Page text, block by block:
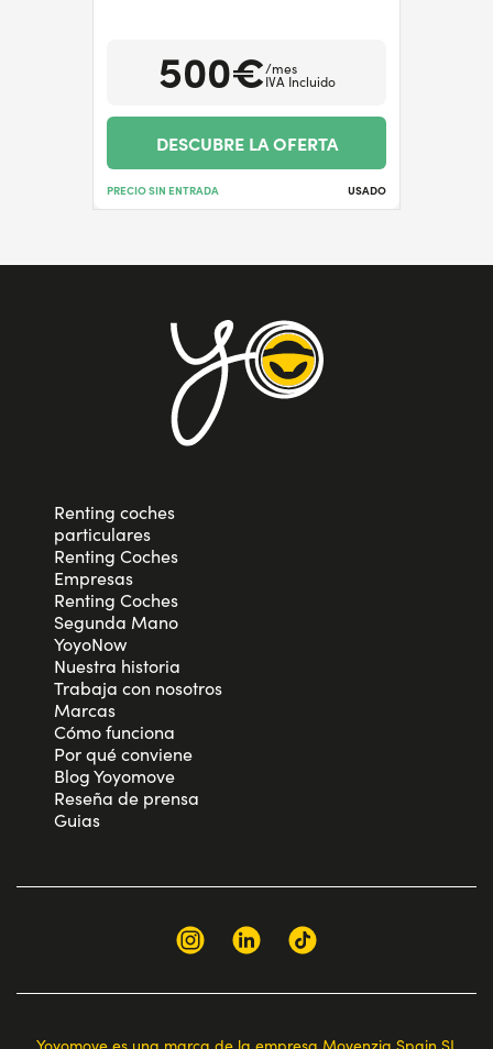
500€/mes
IVA Incluido
DESCUBRE LA OFERTA
PRECIO SIN ENTRADA USADO
Renting coches
particulares
Renting Coches
Empresas
Renting Coches
Segunda Mano
YoyoNow
Nuestra historia
Trabaja con nosotros
Marcas
Cómo funciona
Por qué conviene
Blog Yoyomove
Reseña de prensa
Guias